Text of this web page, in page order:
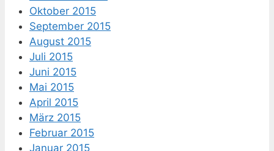
Oktober 2015
September 2015
August 2015
Juli 2015
Juni 2015
Mai 2015
April 2015
März 2015
Februar 2015
Januar 2015